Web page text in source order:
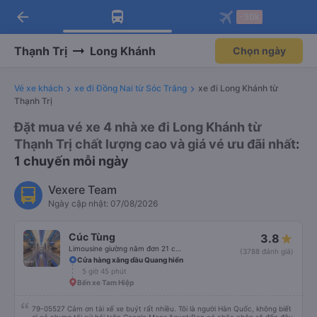
Tải app Vexere ngay!
Nhận ưu đãi thành viên độc
Mở app
Tải app Vexere
-30k/ghế khi đặt vé máy bay qua
Mở app
arrow_back
Thạnh Trị Long Khánh Chọn ngày
Vé xe khách xe đi Đồng Nai từ Sóc Trăng
xe đi Long Khánh từ
Thạnh Trị
Đặt mua vé xe 4 nhà xe đi Long Khánh từ
Thạnh Trị chất lượng cao và giá vé ưu đãi nhất:
1 chuyến mỗi ngày
Vexere Team
Ngày cập nhật: 07/08/2026
Cúc Tùng 3.8
(3788 đánh giá)
Cửa hàng xăng dầu Quang hiển
5 giờ 45 phút
Bến xe Tam Hiệp
79-05527 Cảm ơn tài xế xe buýt rất nhiều. Tôi là người Hàn Quốc, không biết